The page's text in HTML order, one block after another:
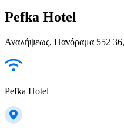
Pefka Hotel
Αναλήψεως, Πανόραμα 552
Pefka Hotel